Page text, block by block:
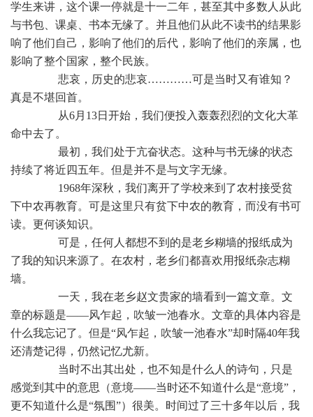
学生来讲，这个课一停就是十一二年，甚至其中多数人从此
与书包、课桌、书本无缘了。并且他们从此不读书的结果影
响了他们自己，影响了他们的后代，影响了他们的亲属，也
影响了整个国家，整个民族。
悲哀，历史的悲哀…………可是当时又有谁知？
真是不堪回首。
从6月13日开始，我们便投入轰轰烈烈的文化大革
命中去了。
最初，我们处于亢奋状态。这种与书无缘的状态
持续了将近四五年。但是并不是与文字无缘。
1968年深秋，我们离开了学校来到了农村接受贫
下中农再教育。可是这里只有贫下中农的教育，而没有书可
读。更何谈知识。
可是，任何人都想不到的是老乡糊墙的报纸成为
了我的知识来源了。在农村，老乡们都喜欢用报纸杂志糊
墙。
一天，我在老乡赵文贵家的墙看到一篇文章。文
章的标题是——风乍起，吹皱一池春水。文章的具体内容是
什么我忘记了。但是“风乍起，吹皱一池春水”却时隔40年我
还清楚记得，仍然记忆尤新。
当时不出其出处，也不知是什么人的诗句，只是
感觉到其中的意思（意境——当时还不知道什么是“意境”，
更不知道什么是“氛围”）很美。时间过了三十多年以后，我